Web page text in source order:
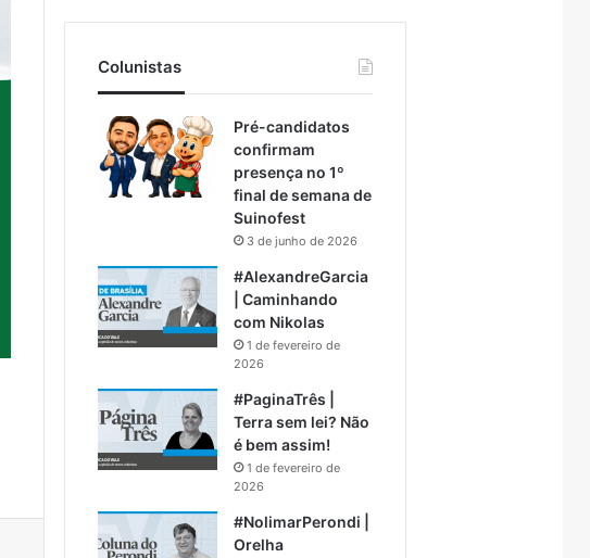
Colunistas
Pré-candidatos
confirmam
presença no 1º
final de semana de
Suinofest
3 de junho de 2026
#AlexandreGarcia
| Caminhando
com Nikolas
1 de fevereiro de
2026
#PaginaTrês |
Terra sem lei? Não
é bem assim!
1 de fevereiro de
2026
#NolimarPerondi |
Orelha